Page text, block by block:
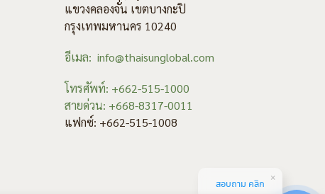
แขวงคลองจั่น เขตบางกะปิ
กรุงเทพมหานคร 10240
อีเมล: info@thaisunglobal.com
โทรศัพท์: +662-515-1000
สายด่วน: +668-8317-0011
แฟกซ์: +662-515-1008
สอบถาม คลิก